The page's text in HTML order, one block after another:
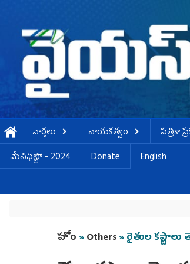
వార్తలు నాయకత్వం పత్రికా
మేనిఫెస్టో - 2024
Donate English
You are here
హోం »Others» రైతుల